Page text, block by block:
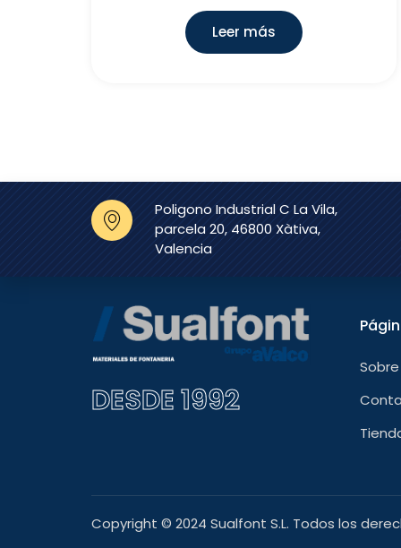
Leer más
Poligono Industrial C La Vila,
parcela 20, 46800 Xàtiva,
Valencia
DESDE 1992
Copyright © 2024 Sualfont S.L. Todos los